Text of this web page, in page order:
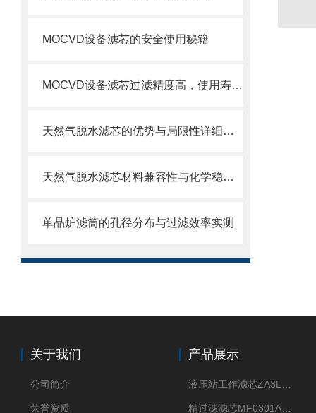
MOCVD设备滤芯的安全使用秘籍
MOCVD设备滤芯过滤精度高，使用寿命长
天然气脱水滤芯的优势与局限性详细分析
天然气脱水滤芯材料兼容性与化学稳定性
单晶炉滤筒的孔径分布与过滤效率实测
关于我们
公司简介
荣誉资质
产品展示